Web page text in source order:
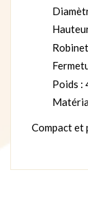
Poids :
Compact et